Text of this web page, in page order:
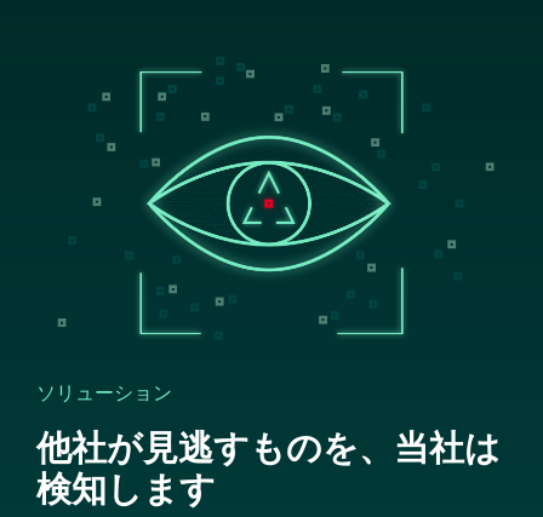
ソリューション
他社が見逃すものを、当社は
検知します